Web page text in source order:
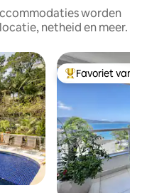
worden
netheid en meer.
Topfavoriet van
Favoriet van